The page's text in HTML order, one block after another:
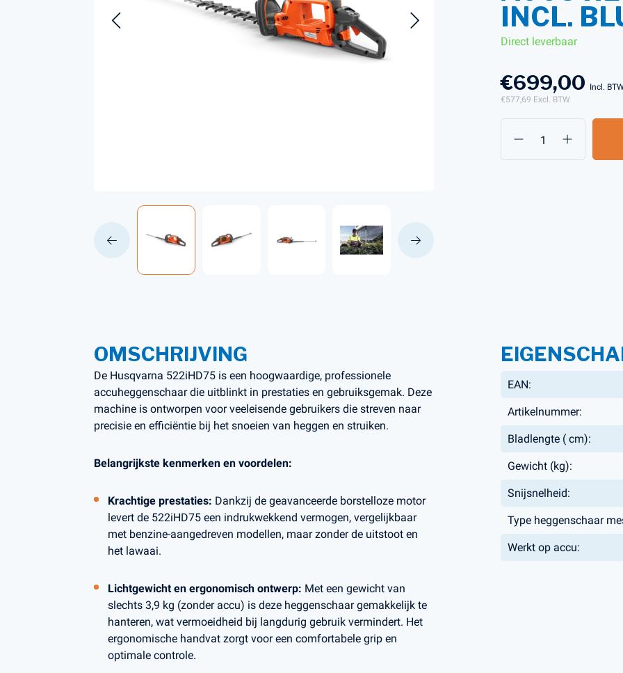
Accessoires voor Handgedragen
Accu's en Laders
INCL.
Direct leverbaar
€699,00 Incl.
€577,69 Excl. BTW
OMSCHRIJVING
De Husqvarna 522iHD75 is een hoogwaardige, professionele
accuheggenschaar die uitblinkt in prestaties en gebruiksgemak. Deze
machine is ontworpen voor veeleisende gebruikers die streven naar
precisie en efficiëntie bij het snoeien van heggen en struiken.
Belangrijkste kenmerken en voordelen:
Krachtige prestaties: Dankzij de geavanceerde borstelloze motor
levert de 522iHD75 een indrukwekkend vermogen, vergelijkbaar
met benzine-aangedreven modellen, maar zonder de uitstoot en
het lawaai.
Lichtgewicht en ergonomisch ontwerp: Met een gewicht van
slechts 3,9 kg (zonder accu) is deze heggenschaar gemakkelijk te
hanteren, wat vermoeidheid bij langdurig gebruik vermindert. Het
ergonomische handvat zorgt voor een comfortabele grip en
optimale controle.
EAN:
Artikelnummer:
Bladlengte ( cm):
Gewicht (kg):
Snijsnelheid:
Type heggenschaar
Werkt op accu: